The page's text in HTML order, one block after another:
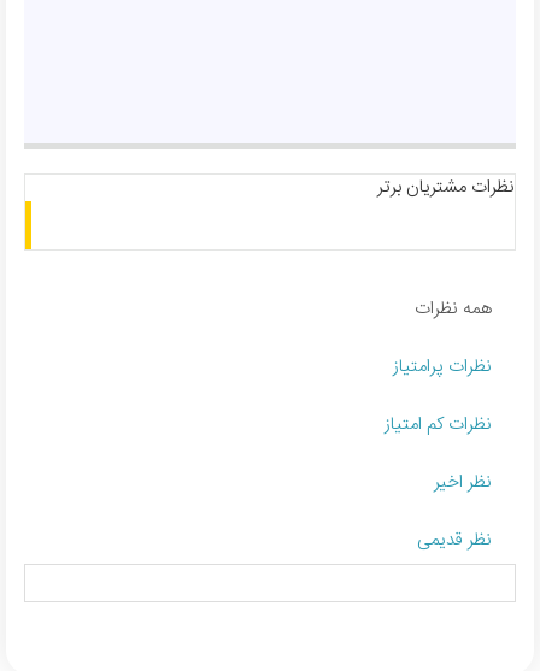
نظرات مشتریان برتر
همه نظرات
نظرات پرامتیاز
نظرات کم امتیاز
نظر اخیر
نظر قدیمی